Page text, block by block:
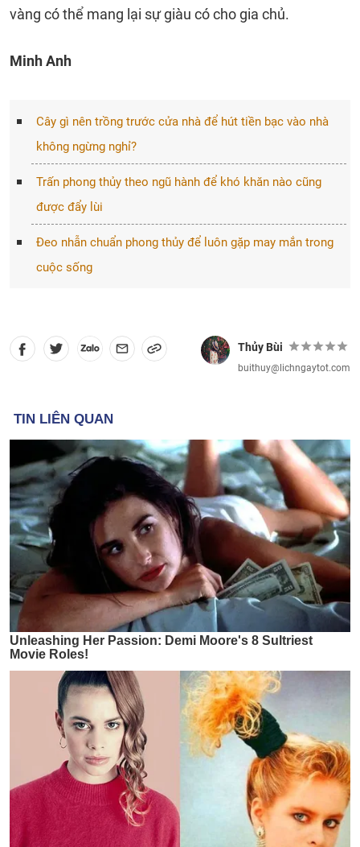
vàng có thể mang lại sự giàu có cho gia chủ.
Minh Anh
Cây gì nên trồng trước cửa nhà để hút tiền bạc vào nhà
không ngừng nghỉ?
Trấn phong thủy theo ngũ hành để khó khăn nào cũng
được đẩy lùi
Đeo nhẫn chuẩn phong thủy để luôn gặp may mắn trong
cuộc sống
Thủy Bùi
buithuy@lichngaytot.com